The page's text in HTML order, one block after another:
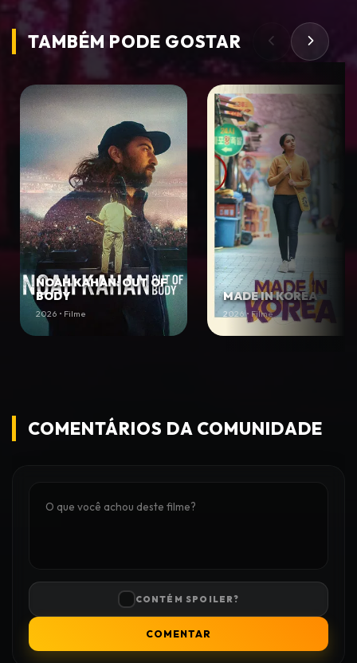
TAMBÉM PODE GOSTAR
NOAH KAHAN: OUT OF
BODY
2026 • Filme
MADE IN KOREA
2026 • Filme
COMENTÁRIOS DA COMUNIDADE
CONTÉM SPOILER?
COMENTAR